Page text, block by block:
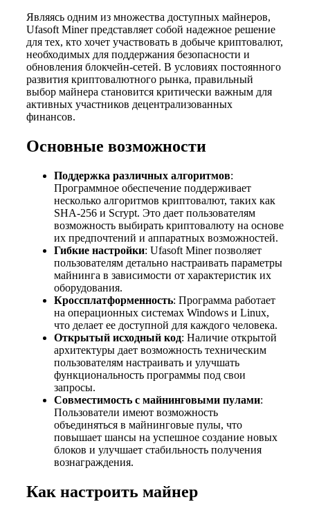
Являясь одним из множества доступных майнеров,
Ufasoft Miner представляет собой надежное решение
для тех, кто хочет участвовать в добыче криптовалют,
необходимых для поддержания безопасности и
обновления блокчейн-сетей. В условиях постоянного
развития криптовалютного рынка, правильный
выбор майнера становится критически важным для
активных участников децентрализованных
финансов.
Основные возможности
Поддержка различных алгоритмов:
Программное обеспечение поддерживает
несколько алгоритмов криптовалют, таких как
SHA-256 и Scrypt. Это дает пользователям
возможность выбирать криптовалюту на основе
их предпочтений и аппаратных возможностей.
Гибкие настройки: Ufasoft Miner позволяет
пользователям детально настраивать параметры
майнинга в зависимости от характеристик их
оборудования.
Кроссплатформенность: Программа работает
на операционных системах Windows и Linux,
что делает ее доступной для каждого человека.
Открытый исходный код: Наличие открытой
архитектуры дает возможность техническим
пользователям настраивать и улучшать
функциональность программы под свои
запросы.
Совместимость с майнинговыми пулами:
Пользователи имеют возможность
объединяться в майнинговые пулы, что
повышает шансы на успешное создание новых
блоков и улучшает стабильность получения
вознаграждения.
Как настроить майнер